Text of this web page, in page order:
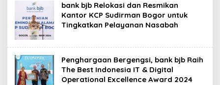
bank bjb Relokasi dan Resmikan
Kantor KCP Sudirman Bogor untuk
Tingkatkan Pelayanan Nasabah
Penghargaan Bergengsi, bank bjb Raih
The Best Indonesia IT & Digital
Operational Excellence Award 2024